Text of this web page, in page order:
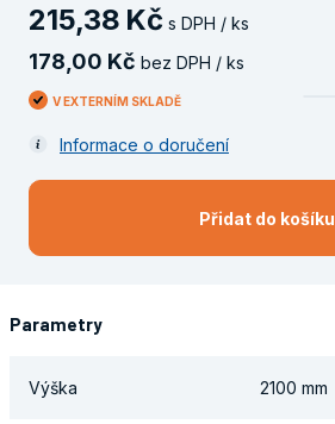
215,38 Kč s DPH / ks
178 00 Kč bez DPH / ks
V EXTERNÍM SKLADĚ
Informace o doručení
Přidat do košíku
Parametry
Výška 2100 mm